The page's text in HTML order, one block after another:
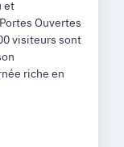
et
Ouvertes
visiteurs sont
riche en